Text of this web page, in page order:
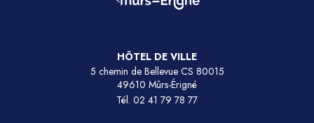
HÔTEL DE VILLE
5 chemin de Bellevue CS 80015
49610 Mûrs-Érigné
Tél. 02 41 79 78 77